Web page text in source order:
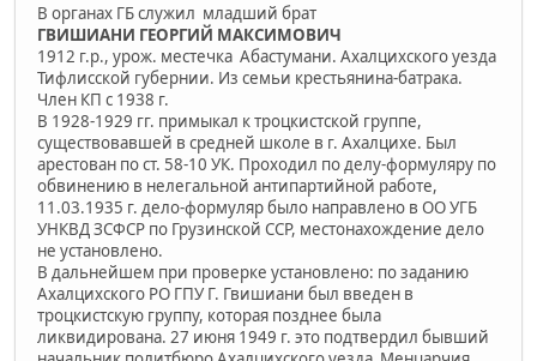
В органах ГБ служил младший брат
ГВИШИАНИ ГЕОРГИЙ МАКСИМОВИЧ
1912 г.р., урож. местечка Абастумани. Ахалцихского уезда
Тифлисской губернии. Из семьи крестьянина-батрака.
Член КП с 1938 г.
В 1928-1929 гг. примыкал к троцкистской группе,
существовавшей в средней школе в г. Ахалцихе. Был
арестован по ст. 58-10 УК. Проходил по делу-формуляру по
обвинению в нелегальной антипартийной работе,
11.03.1935 г. дело-формуляр было направлено в ОО УГБ
УНКВД ЗСФСР по Грузинской ССР, местонахождение дело
не установлено.
В дальнейшем при проверке установлено: по заданию
Ахалцихского РО ГПУ Г. Гвишиани был введен в
троцкистскую группу, которая позднее была
ликвидирована. 27 июня 1949 г. это подтвердил бывший